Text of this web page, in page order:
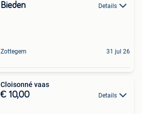
Bieden Details
Zottegem 31 jul 26
Cloisonné vaas
€ 10,00 Details